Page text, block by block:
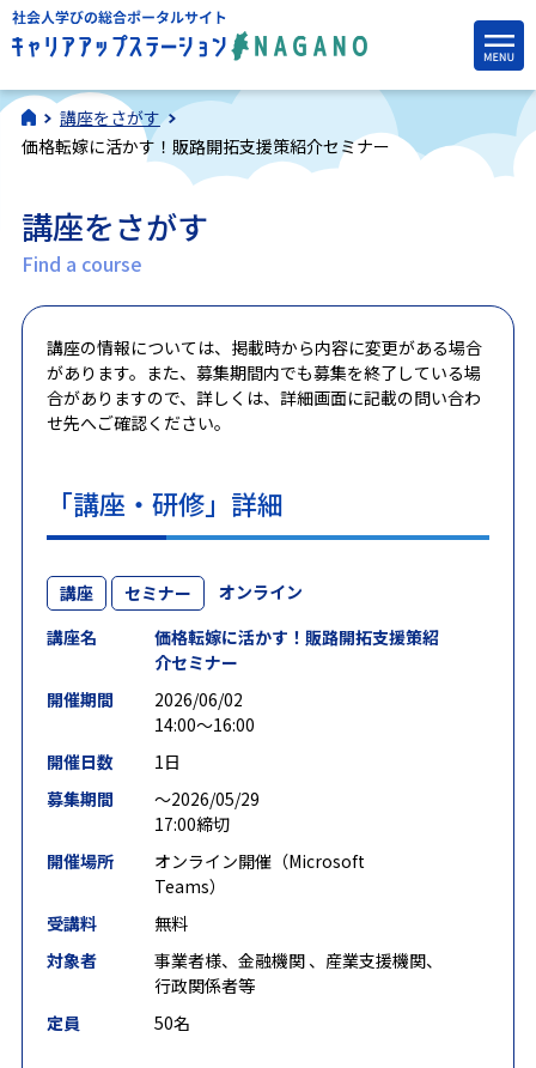
講座をさがす
価格転嫁に活かす！販路開拓支援策紹介セミナー
講座をさがす
Find a course
講座の情報については、掲載時から内容に変更がある場合
があります。また、募集期間内でも募集を終了している場
合がありますので、詳しくは、詳細画面に記載の問い合わ
せ先へご確認ください。
「講座・研修」詳細
講座 セミナー
オンライン
講座名
価格転嫁に活かす！販路開拓支援策紹
介セミナー
開催期間
2026/06/02
14:00～16:00
開催日数
1日
募集期間
〜2026/05/29
17:00締切
開催場所
オンライン開催（Microsoft
Teams）
受講料
無料
対象者
事業者様、金融機関 、産業支援機関、
行政関係者等
定員
50名